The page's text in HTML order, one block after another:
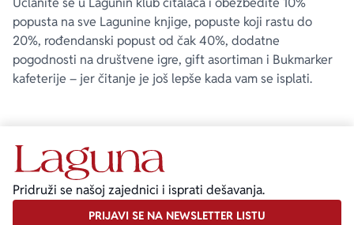
popusta na sve Lagunine knjige, popuste koji rastu do
20%, rođendanski popust od čak 40%, dodatne
pogodnosti na društvene igre, gift asortiman i Bukmarker
kafeterije – jer čitanje je još lepše kada vam se isplati.
Pridruži se našoj zajednici i isprati dešavanja.
PRIJAVI SE NA NEWSLETTER LISTU